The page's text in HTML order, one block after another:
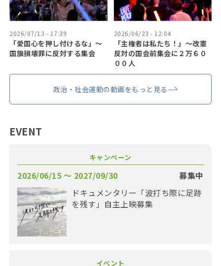
2026/07/13 - 17:39
「愛国心を押し付けるな」〜
国旗損壊罪に反対する集会
2026/06/23 - 12:04
「主権者は私たち！」〜改憲
反対の国会前集会に２万６０
００人
政治・社会運動の動画をもっと見る
EVENT
キャンペーン
2026/06/15 〜 2027/09/30
募集中
ドキュメンタリー「波打ち際に足跡
を残す」自主上映募集
イベント